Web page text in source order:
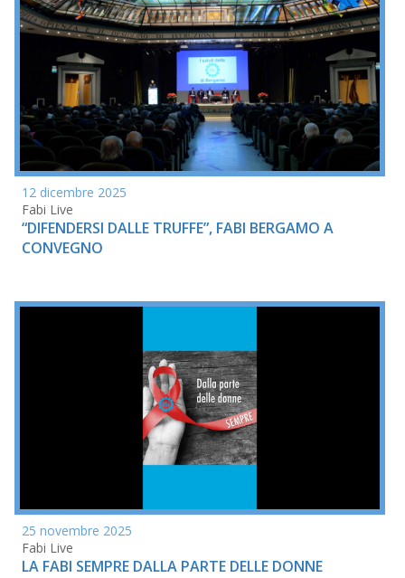
12 dicembre 2025
Fabi Live
“DIFENDERSI DALLE TRUFFE”, FABI BERGAMO A
CONVEGNO
25 novembre 2025
Fabi Live
LA FABI SEMPRE DALLA PARTE DELLE DONNE